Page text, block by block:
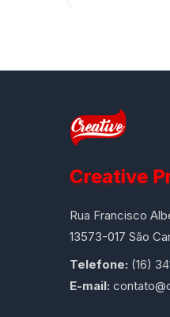
Creative
Rua Francisco
13573-017 São
Telefone: (16)
E-mail: